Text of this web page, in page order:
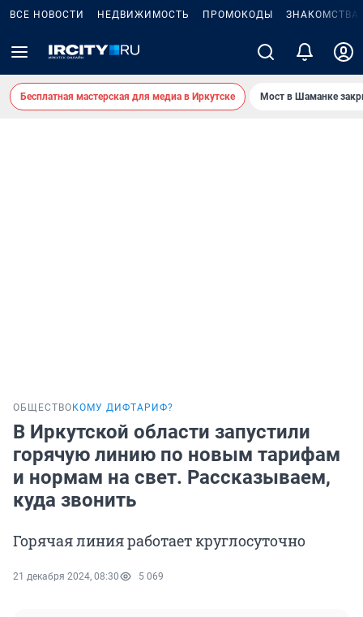
ВСЕ НОВОСТИ НЕДВИЖИМОСТЬ ПРОМОКОДЫ ЗНАКОМСТВА
Бесплатная мастерская для медиа в Иркутске Мост в Шаманке
ОБЩЕСТВО КОМУ ДИФТАРИФ?
В Иркутской области запустили
горячую линию по новым тарифам
и нормам на свет. Рассказываем,
куда звонить
Горячая линия работает круглосуточно
21 декабря 2024, 08:30 5 069